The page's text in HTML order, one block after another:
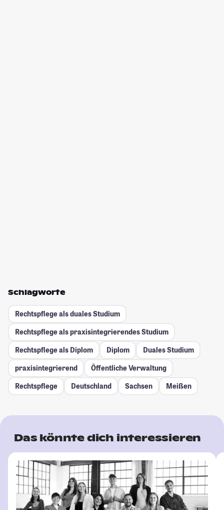
Schlagworte
Rechtspflege als duales Studium
Rechtspflege als praxisintegrierendes Studium
Rechtspflege als Diplom
Diplom
Duales Studium
praxisintegrierend
Öffentliche Verwaltung
Rechtspflege
Deutschland Sachsen Meißen
Das könnte dich interessieren